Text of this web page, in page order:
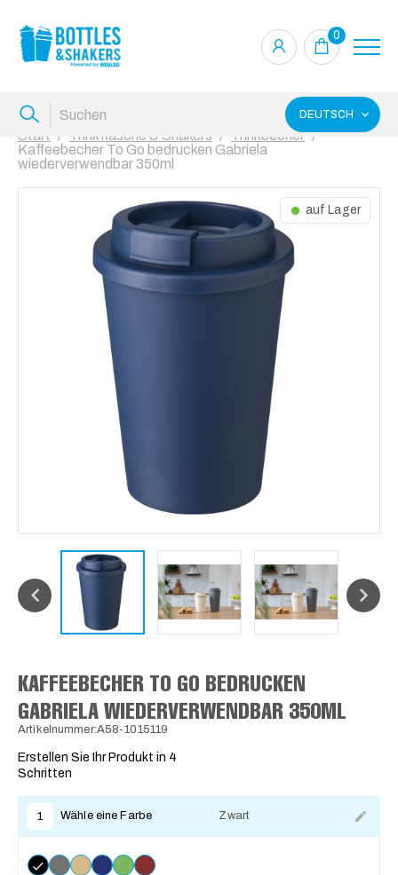
0
DEUTSCH
Start Trinkflasche & Shakers
Trinkbecher
Kaffeebecher To Go bedrucken Gabriela
wiederverwendbar 350ml
auf Lager
KAFFEEBECHER TO GO BEDRUCKEN
GABRIELA WIEDERVERWENDBAR 350ML
Artikelnummer:A58-1015119
Erstellen Sie Ihr Produkt in 4
Schritten
1 Wähle eine Farbe Zwart